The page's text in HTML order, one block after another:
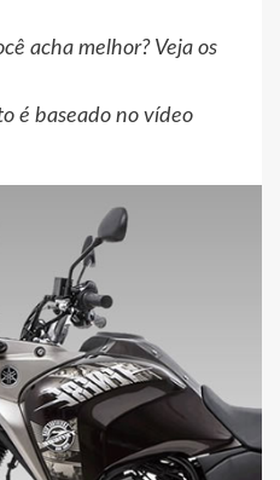
acha melhor? Veja os
é baseado no vídeo